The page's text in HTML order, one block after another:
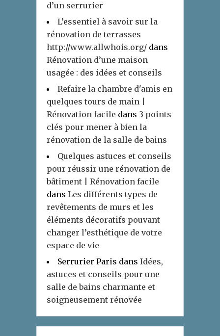
d’un serrurier
L’essentiel à savoir sur la
rénovation de terrasses
http://www.allwhois.org/ dans
Rénovation d’une maison
usagée : des idées et conseils
Refaire la chambre d'amis en
quelques tours de main |
Rénovation facile dans 3 points
clés pour mener à bien la
rénovation de la salle de bains
Quelques astuces et conseils
pour réussir une rénovation de
bâtiment | Rénovation facile
dans Les différents types de
revêtements de murs et les
éléments décoratifs pouvant
changer l’esthétique de votre
espace de vie
Serrurier Paris dans Idées,
astuces et conseils pour une
salle de bains charmante et
soigneusement rénovée